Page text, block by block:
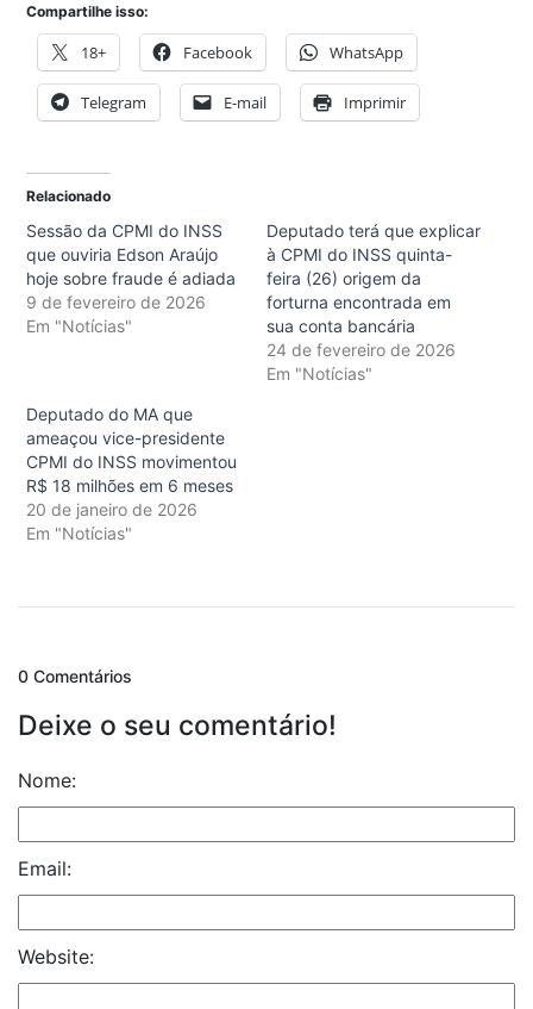
Compartilhe isso:
18+ Facebook WhatsApp
Telegram E-mail Imprimir
Relacionado
Sessão da CPMI do INSS
que ouviria Edson Araújo
hoje sobre fraude é adiada
9 de fevereiro de 2026
Em "Notícias"
Deputado terá que explicar
à CPMI do INSS quinta-
feira (26) origem da
forturna encontrada em
sua conta bancária
24 de fevereiro de 2026
Em "Notícias"
Deputado do MA que
ameaçou vice-presidente
CPMI do INSS movimentou
R$ 18 milhões em 6 meses
20 de janeiro de 2026
Em "Notícias"
0 Comentários
Deixe o seu comentário!
Nome:
Email:
Website: